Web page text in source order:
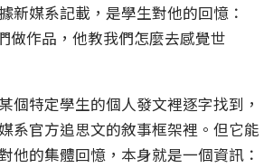
新媒系記載，是學生對他的回憶：
做作品，他教我們怎麼去感覺世
個特定學生的個人發文裡逐字找到，
系官方追思文的敘事框架裡。但它能
他的集體回憶，本身就是一個資訊：